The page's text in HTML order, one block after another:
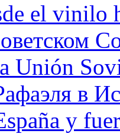
el vinilo
Unión
в
y